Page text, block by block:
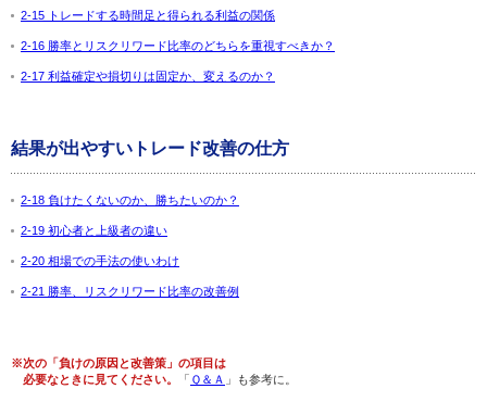
2-15 トレードする時間足と得られる利益の関係
2-16 勝率とリスクリワード比率のどちらを重視すべきか？
2-17 利益確定や損切りは固定か、変えるのか？
結果が出やすいトレード改善の仕方
2-18 負けたくないのか、勝ちたいのか？
2-19 初心者と上級者の違い
2-20 相場での手法の使いわけ
2-21 勝率、リスクリワード比率の改善例
※次の「負けの原因と改善策」の項目は
必要なときに見てください。
「 Ｑ＆Ａ 」も参考に。